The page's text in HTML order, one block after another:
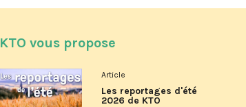
KTO vous propose
Article
Les reportages d'été
2026 de KTO